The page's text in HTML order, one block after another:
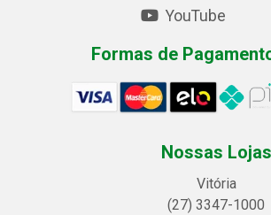
YouTube
Formas de
Nossas Lojas
Vitória
(27) 3347-1000